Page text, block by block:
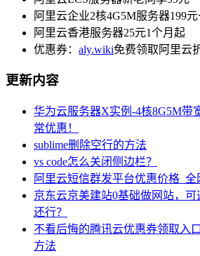
阿里云企业2核4G5M服务器199
阿里云香港服务器25元1个月起
优惠券： aly.wiki免费领取阿里云
更新内容
华为云服务器X实例-4核8G5M带
常优惠！
sublime删除空行的方法
vs code怎么关闭侧边栏？
阿里云短信群发平台优惠价格_
京东云京美建站0基础做网站，
还行？
不看后悔的腾讯云优惠券领取入
方法